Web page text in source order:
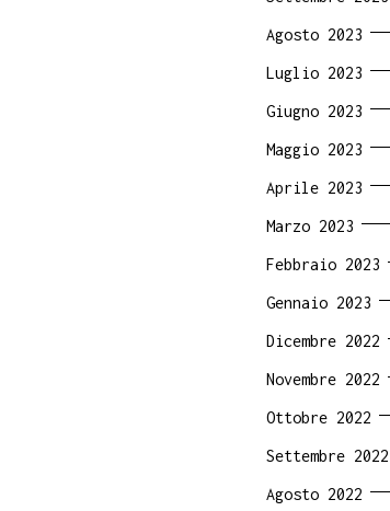
Agosto 2023
Luglio 2023
Giugno 2023
Maggio 2023
Aprile 2023
Marzo 2023
Febbraio 2023
Gennaio 2023
Dicembre 2022
Novembre 2022
Ottobre 2022
Settembre 2022
Agosto 2022